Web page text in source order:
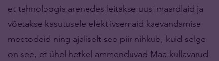
et tehnoloogia arenedes leitakse uusi maardlaid ja
võetakse kasutusele efektiivsemaid kaevandamise
meetodeid ning ajaliselt see piir nihkub, kuid selge
on see, et ühel hetkel ammenduvad Maa kullavarud